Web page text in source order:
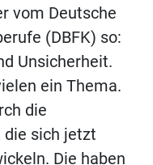
vom Deutsche
(DBFK) so:
Unsicherheit.
ein Thema.
die
die sich jetzt
Die haben